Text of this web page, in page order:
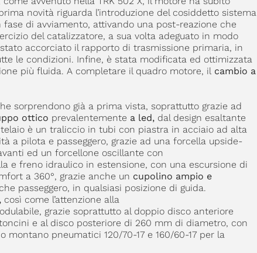
novità riguarda l’introduzione del cosiddetto sistema
di avviamento, attivando una post-reazione che
del catalizzatore, a sua volta adeguato in modo
accorciato il rapporto di trasmissione primaria, in
le condizioni. Infine, è stata modificata ed ottimizzata
più fluida. A completare il quadro motore, il cambio a
sorprendono già a prima vista, soprattutto grazie ad
ottico prevalentemente a led, dal design esaltante
è un traliccio in tubi con piastra in acciaio ad alta
a pilota e passeggero, grazie ad una forcella upside-
ed un forcellone oscillante con
e freno idraulico in estensione, con una escursione di
a 360°, grazie anche un cupolino ampio e
passeggero, in qualsiasi posizione di guida.
così come l’attenzione alla
grazie soprattutto al doppio disco anteriore
e al disco posteriore di 260 mm di diametro, con
montano pneumatici 120/70-17 e 160/60-17 per la